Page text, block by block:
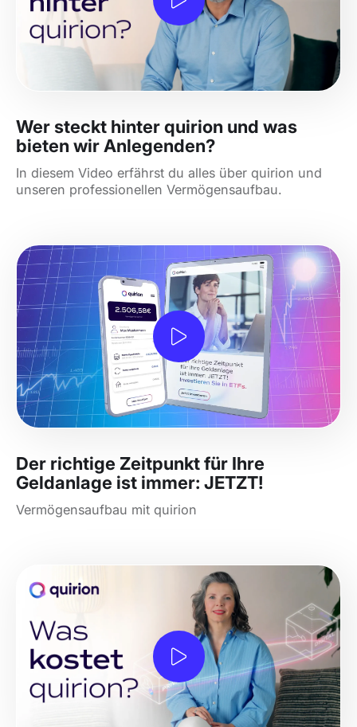
Wer steckt hinter quirion und was
bieten wir Anlegenden?
In diesem Video erfährst du alles über quirion und
unseren professionellen Vermögensaufbau.
Der richtige Zeitpunkt für Ihre
Geldanlage ist immer: JETZT!
Vermögensaufbau mit quirion